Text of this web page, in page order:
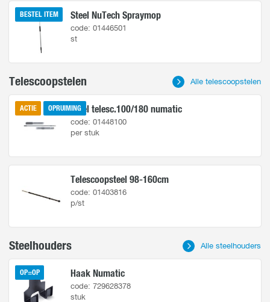
BESTEL ITEM Steel NuTech Spraymop
code: 01446501
st
Telescoopstelen Alle telescoopstelen
ACTIE OPRUIMINGSteel telesc.100/180 numatic
code: 01448100
per stuk
Telescoopsteel 98-160cm
code: 01403816
p/st
Steelhouders Alle steelhouders
OP=OP Haak Numatic
code: 729628378
stuk